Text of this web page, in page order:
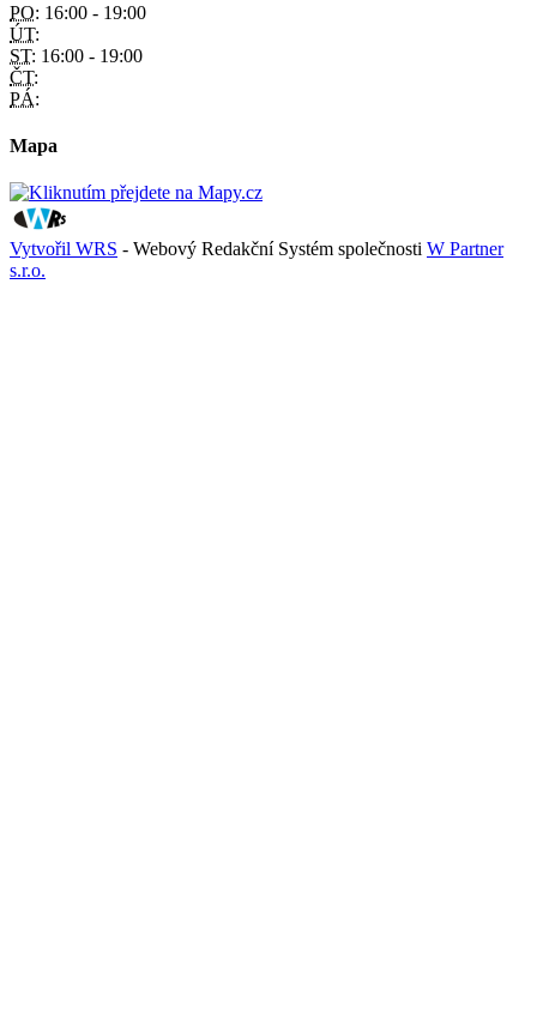
PO: 16:00 - 19:00
ÚT:
ST: 16:00 - 19:00
ČT:
PÁ:
Mapa
Vytvořil WRS - Webový Redakční Systém společnosti W Partner
s.r.o.